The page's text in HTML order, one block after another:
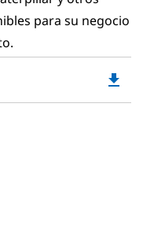
para su negocio
file_download